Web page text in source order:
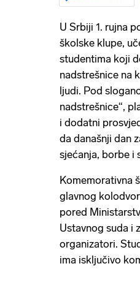
U Srbiji 1. rujna
školske klupe,
studentima koji
nadstrešnice na
ljudi. Pod
nadstrešnice“,
i dodatni
da današnji dan
sjećanja, borbe i
Komemorativna
glavnog
pored
Ustavnog suda i
organizatori.
ima isključivo